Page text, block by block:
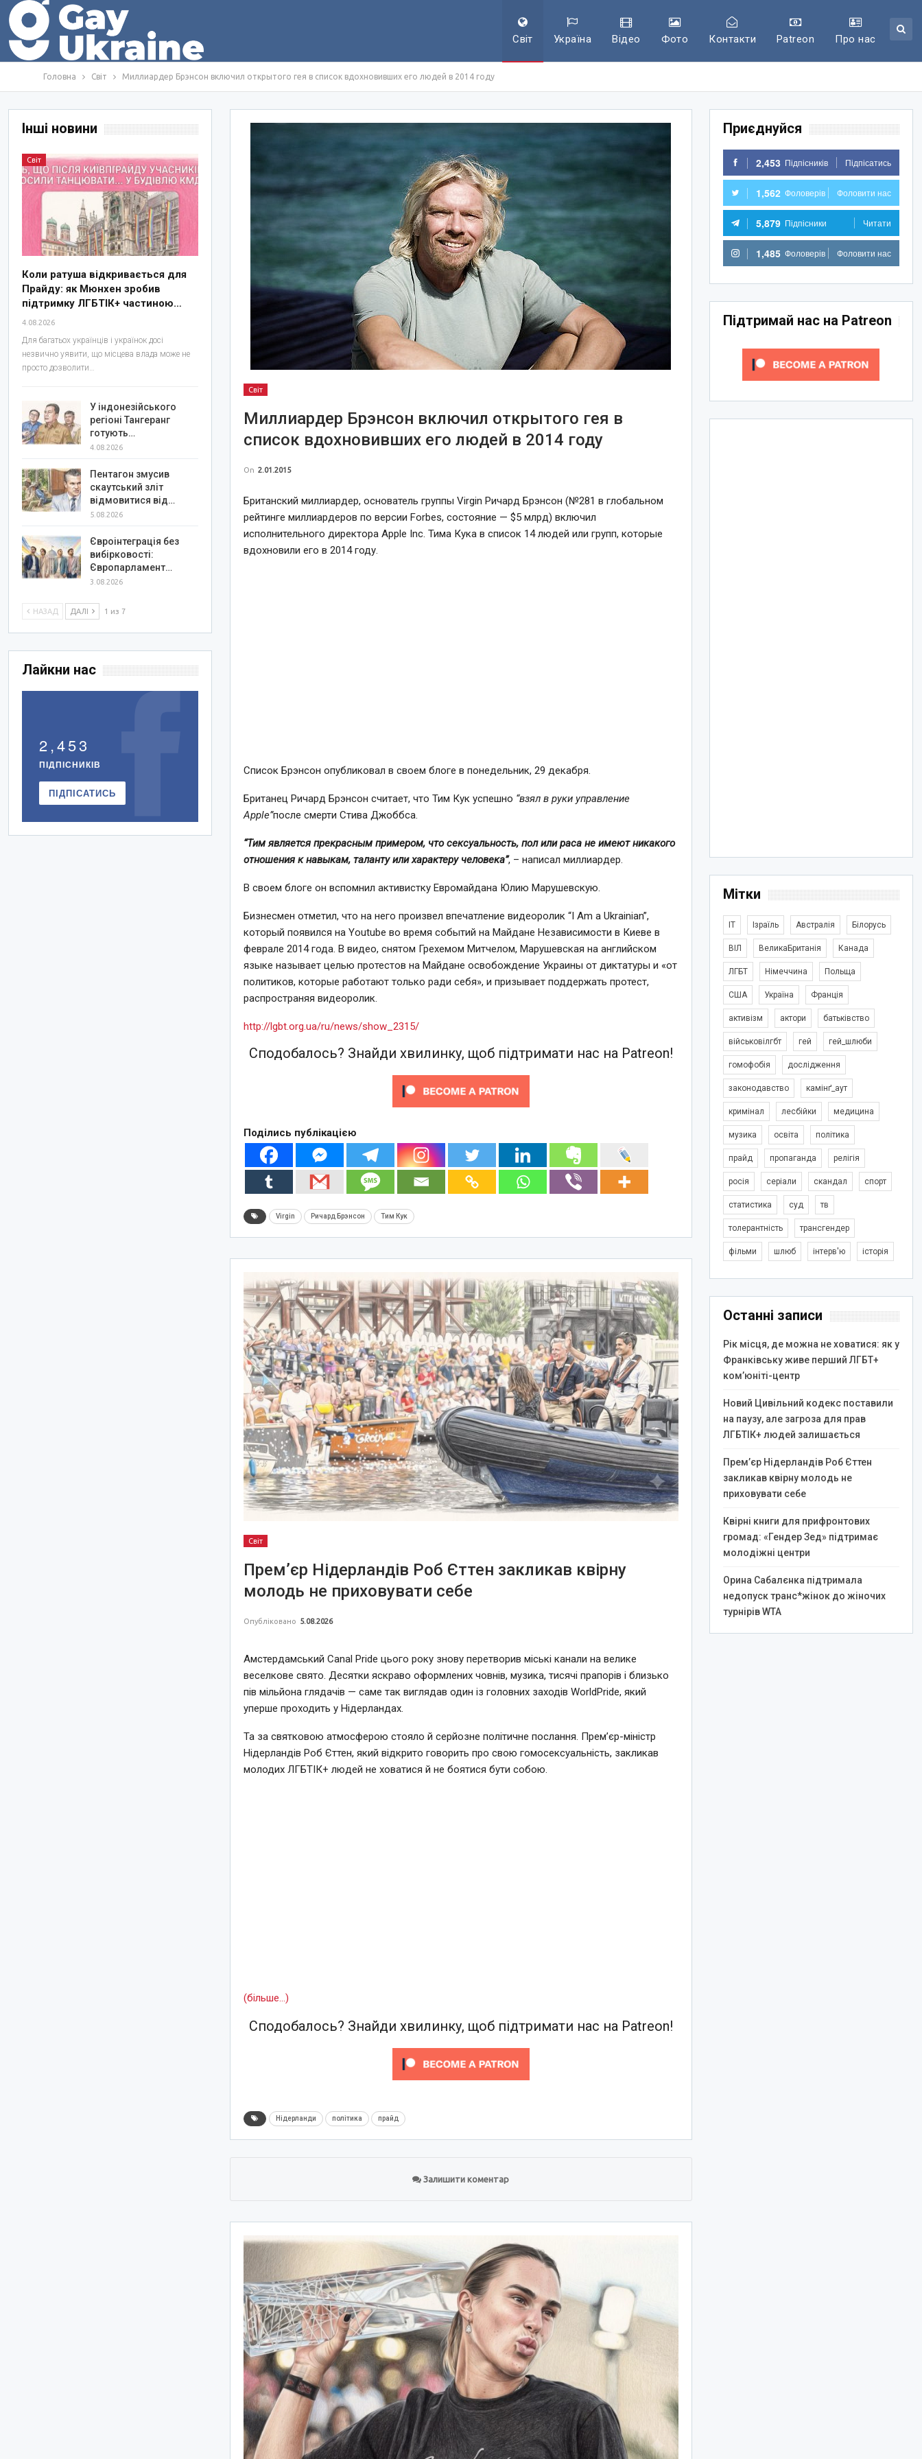
Світ Україна Відео Фото Контакти Patreon Про нас
Головна Світ Миллиардер Брэнсон включил открытого гея в список вдохновивших его людей в 2014 году
Світ
Миллиардер Брэнсон включил открытого гея в
список вдохновивших его людей в 2014 году
On 2.01.2015
Британский миллиардер, основатель группы Virgin Ричард Брэнсон (№281 в глобальном
рейтинге миллиардеров по версии Forbes, состояние — $5 млрд) включил
исполнительного директора Apple Inc. Тима Кука в список 14 людей или групп, которые
вдохновили его в 2014 году.
Список Брэнсон опубликовал в своем блоге в понедельник, 29 декабря.
Британец Ричард Брэнсон считает, что Тим Кук успешно “взял в руки управление
Apple”после смерти Стива Джоббса.
“Тим является прекрасным примером, что сексуальность, пол или раса не имеют никакого
отношения к навыкам, таланту или характеру человека”, – написал миллиардер.
В своем блоге он вспомнил активистку Евромайдана Юлию Марушевскую.
Бизнесмен отметил, что на него произвел впечатление видеоролик “I Am a Ukrainian”,
который появился на Youtube во время событий на Майдане Независимости в Киеве в
феврале 2014 года. В видео, снятом Грехемом Митчелом, Марушевская на английском
языке называет целью протестов на Майдане освобождение Украины от диктатуры и «от
политиков, которые работают только ради себя», и призывает поддержать протест,
распространяя видеоролик.
http://lgbt.org.ua/ru/news/show_2315/
Сподобалось? Знайди хвилинку, щоб підтримати нас на Patreon!
Поділись публікацією
Virgin Ричард Брэнсон Тим Кук
Світ
Прем’єр Нідерландів Роб Єттен закликав квірну
молодь не приховувати себе
Опубліковано 5.08.2026
Амстердамський Canal Pride цього року знову перетворив міські канали на велике
веселкове свято. Десятки яскраво оформлених човнів, музика, тисячі прапорів і близько
пів мільйона глядачів — саме так виглядав один із головних заходів WorldPride, який
уперше проходить у Нідерландах.
Та за святковою атмосферою стояло й серйозне політичне послання. Прем’єр-міністр
Нідерландів Роб Єттен, який відкрито говорить про свою гомосексуальність, закликав
молодих ЛГБТІК+ людей не ховатися й не боятися бути собою.
(більше…)
Сподобалось? Знайди хвилинку, щоб підтримати нас на Patreon!
Нідерланди політика прайд
Залишити коментар
Приєднуйся
2,453 Підпісників Підпісатись
1,562 Фоловерів Фоловити нас
5,879 Підпісники Читати
1,485 Фоловерів Фоловити нас
Підтримай нас на Patreon
Мітки
IT Ізраїль Австралія Білорусь
ВІЛ ВеликаБританія Канада
ЛГБТ Німеччина Польща
США Україна Франція
активізм актори батьківство
військовілгбт гей гей_шлюби
гомофобія дослідження
законодавство камінґ_аут
кримінал лесбійки медицина
музика освіта політика
прайд пропаганда релігія
росія серіали скандал спорт
статистика суд тв
толерантність трансгендер
фільми шлюб інтерв'ю історія
Останні записи
Рік місця, де можна не ховатися: як у
Франківську живе перший ЛГБТ+
ком’юніті-центр
Новий Цивільний кодекс поставили
на паузу, але загроза для прав
ЛГБТІК+ людей залишається
Прем’єр Нідерландів Роб Єттен
закликав квірну молодь не
приховувати себе
Квірні книги для прифронтових
громад: «Гендер Зед» підтримає
молодіжні центри
Орина Сабалєнка підтримала
недопуск транс*жінок до жіночих
турнірів WTA
Інші новини
Світ
Коли ратуша відкривається для
Прайду: як Мюнхен зробив
підтримку ЛГБТІК+ частиною…
4.08.2026
Для багатьох українців і українок досі
незвично уявити, що місцева влада може не
просто дозволити…
У індонезійського
регіоні Тангеранг
готують…
4.08.2026
Пентагон змусив
скаутський зліт
відмовитися від…
5.08.2026
Євроінтеграція без
вибірковості:
Європарламент…
3.08.2026
НАЗАД ДАЛІ 1 из 7
Лайкни нас
2,453
ПІДПІСНИКІВ
ПІДПІСАТИСЬ